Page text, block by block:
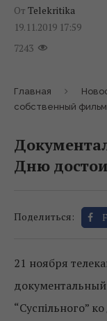
От Telekritika
19.11.2019 17:59
7243
Главная
собственный фильм
Дню
Поделиться:
21 ноября
“Суспільного”